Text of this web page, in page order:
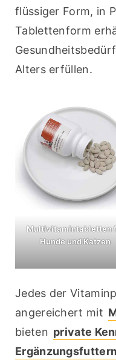
flüssiger Form, in
Tablettenform
Alters erfüllen.
Multivitamintabletten
Hunde und Katzen
Jedes der
angereichert mit
bieten private